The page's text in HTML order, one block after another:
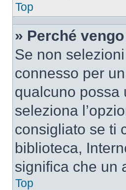
Top
» Perché
Se non selezioni
connesso per
qualcuno possa
seleziona
consigliato se ti
biblioteca,
significa che un
Top